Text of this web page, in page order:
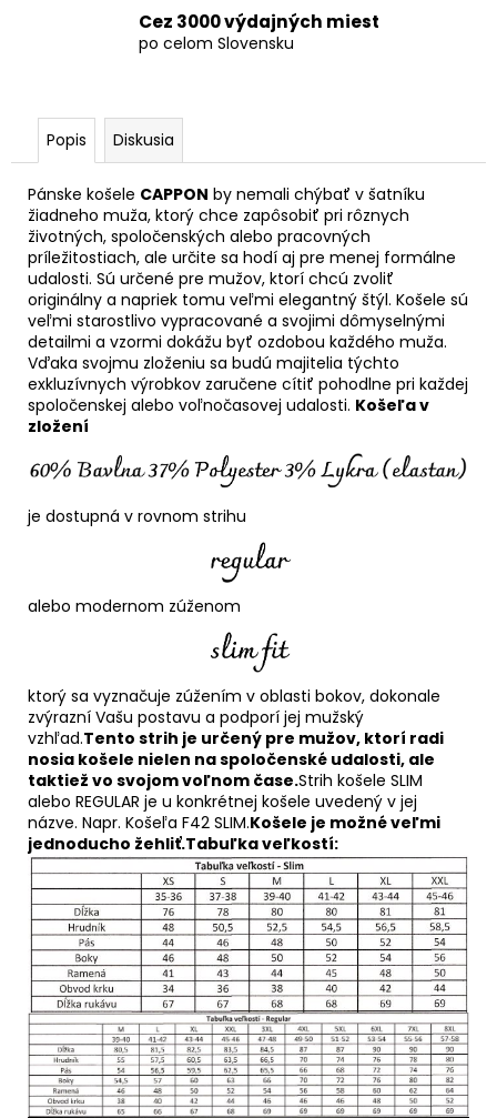
Cez 3000 výdajných miest
po celom Slovensku
Popis Diskusia
Pánske košele CAPPON by nemali chýbať v šatníku
žiadneho muža, ktorý chce zapôsobiť pri rôznych
životných, spoločenských alebo pracovných
príležitostiach, ale určite sa hodí aj pre menej formálne
udalosti. Sú určené pre mužov, ktorí chcú zvoliť
originálny a napriek tomu veľmi elegantný štýl. Košele sú
veľmi starostlivo vypracované a svojimi dômyselnými
detailmi a vzormi dokážu byť ozdobou každého muža.
Vďaka svojmu zloženiu sa budú majitelia týchto
exkluzívnych výrobkov zaručene cítiť pohodlne pri každej
spoločenskej alebo voľnočasovej udalosti. Košeľa v
zložení
je dostupná v rovnom strihu
alebo modernom zúženom
ktorý sa vyznačuje zúžením v oblasti bokov, dokonale
zvýrazní Vašu postavu a podporí jej mužský
vzhľad.Tento strih je určený pre mužov, ktorí radi
nosia košele nielen na spoločenské udalosti, ale
taktiež vo svojom voľnom čase.Strih košele SLIM
alebo REGULAR je u konkrétnej košele uvedený v jej
názve. Napr. Košeľa F42 SLIM.Košele je možné veľmi
jednoducho žehliť.Tabuľka veľkostí: